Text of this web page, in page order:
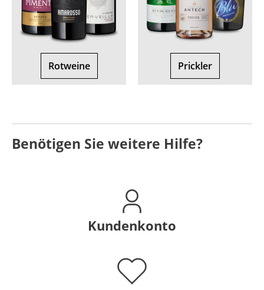
Rotweine Prickler
Benötigen Sie weitere Hilfe?
Kundenkonto